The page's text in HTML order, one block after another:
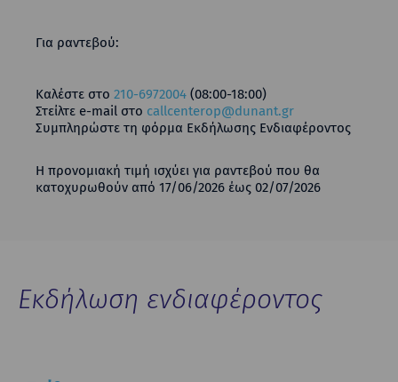
Για ραντεβού:
Καλέστε στο 210-6972004 (08:00-18:00)
Στείλτε e-mail στo callcenterop@dunant.gr
Συμπληρώστε τη φόρμα Εκδήλωσης Ενδιαφέροντος
Η προνομιακή τιμή ισχύει για ραντεβού που θα
κατοχυρωθούν από 17/06/2026 έως 02/07/2026
Εκδήλωση ενδιαφέροντος